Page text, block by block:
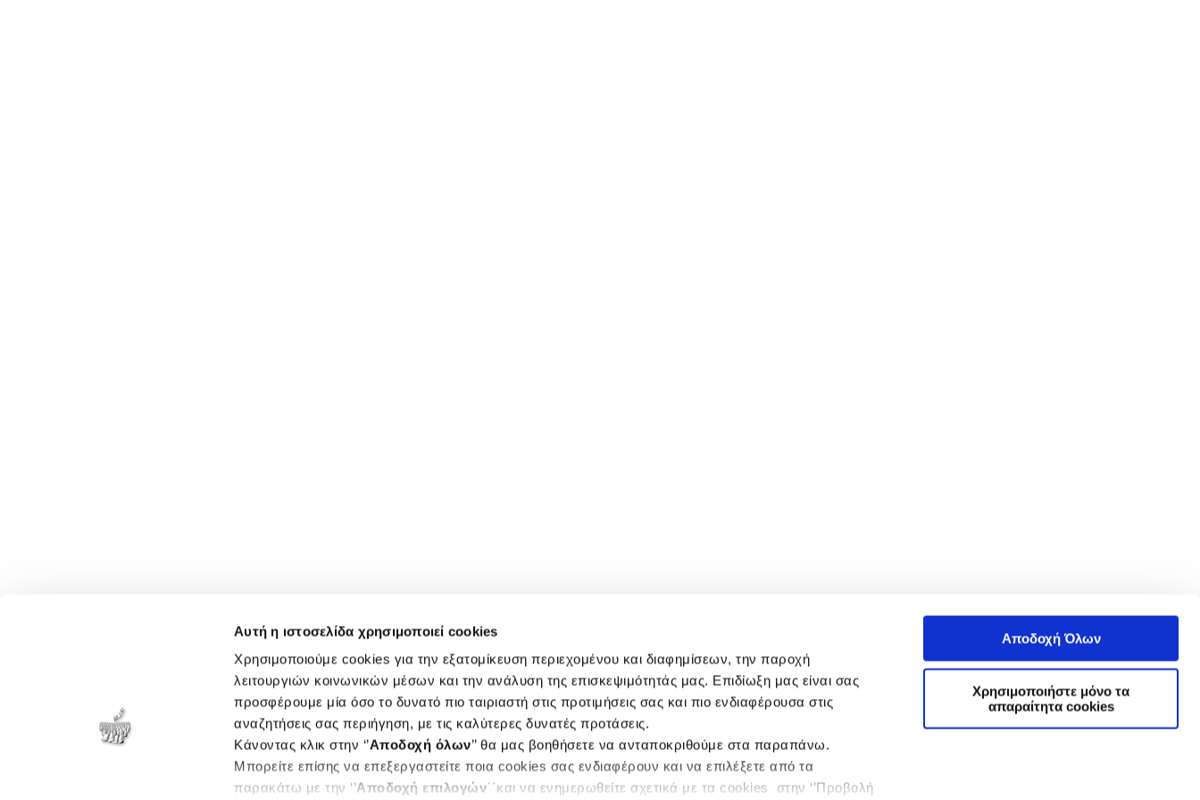
Αυτή η ιστοσελίδα χρησιμοποιεί cookies
Χρησιμοποιούμε cookies για την εξατομίκευση περιεχομένου και διαφημίσεων, την παροχή
λειτουργιών κοινωνικών μέσων και την ανάλυση της επισκεψιμότητάς μας. Επιδίωξη μας είναι σας
προσφέρουμε μία όσο το δυνατό πιο ταιριαστή στις προτιμήσεις σας και πιο ενδιαφέρουσα στις
αναζητήσεις σας περιήγηση, με τις καλύτερες δυνατές προτάσεις.
Κάνοντας κλικ στην ‘’Αποδοχή όλων’’ θα μας βοηθήσετε να ανταποκριθούμε στα παραπάνω.
Μπορείτε επίσης να επεξεργαστείτε ποια cookies σας ενδιαφέρουν και να επιλέξετε από τα
παρακάτω με την ‘’Αποδοχή επιλογών΄΄και να ενημερωθείτε σχετικά με τα cookies στην ‘’Προβολή
Αποδοχή Όλων
Χρησιμοποιήστε μόνο τα
απαραίτητα cookies